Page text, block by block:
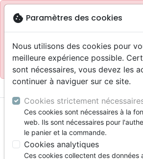
blockSite réservé aux
Accès pour les professionnels :
Site pour le grand public : La
menu
cookie Paramètres des cookies
Nous utilisons des cookies pour
meilleure expérience possible.
sont nécessaires, vous devez les
continuer à naviguer sur ce site.
Cookies strictement
Ces cookies sont nécessaires à la
web. Ils sont nécessaires pour
le panier et la commande.
Cookies analytiques
Ces cookies collectent des données